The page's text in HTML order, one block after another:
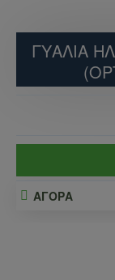
ΓΥΑΛΙΆ
ΑΓΟΡΑ